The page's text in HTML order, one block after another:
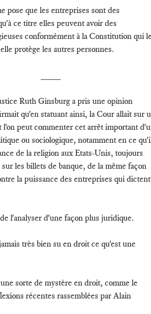
pose que les entreprises sont des
ce titre elles peuvent avoir des
conformément à la Constitution qui
protège les autres personnes.
Ruth Ginsburg a pris une opinion
qu'en statuant ainsi, la Cour allait sur
l'on peut commenter cet arrêt important
ou sociologique, notamment en ce
de la religion aux Etats-Unis, toujours
les billets de banque, de la même façon
la puissance des entreprises qui dictent
l'analyser d'une façon plus juridique.
très bien su en droit ce qu'est une
sorte de mystère en droit, comme le
récentes rassemblées par Alain